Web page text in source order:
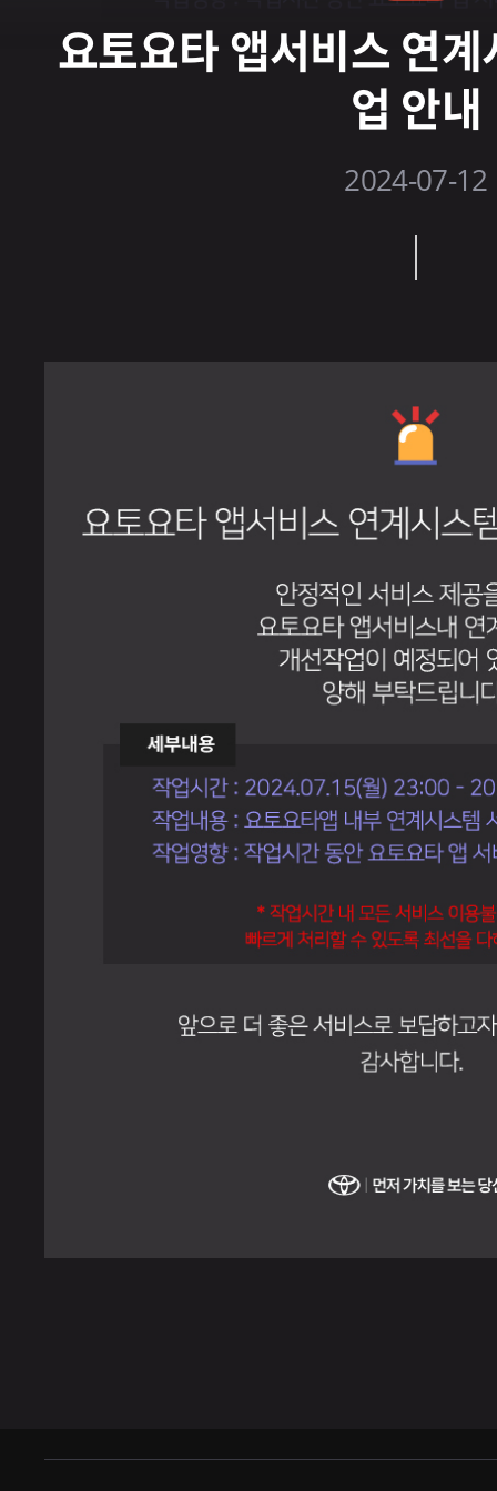
요토요타 앱서비스 연
업 안내
2024-07-12